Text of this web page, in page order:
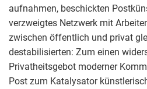
aufnahmen, beschickten
verzweigtes Netzwerk mit
zwischen öffentlich und privat
destabilisierten: Zum einen
Privatheitsgebot moderner
Post zum Katalysator